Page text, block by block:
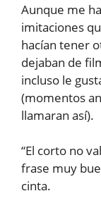
Aunque me
imitaciones
hacían tener
dejaban de
incluso le
(momentos
llamaran así).
“El corto no
frase muy
cinta.